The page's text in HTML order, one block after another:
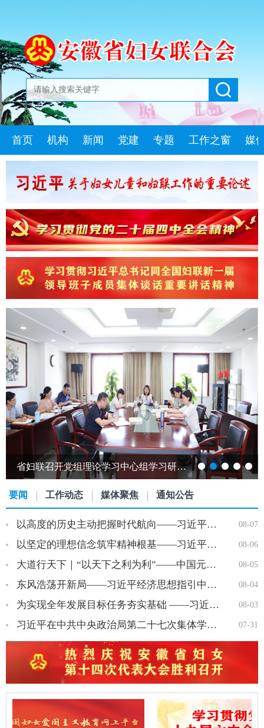
首页 机构 新闻 党建 专题 工作之窗 媒
跨越山海赴江淮 巾帼携手共发展——发展中国家女性创新创业能力提升研修班…
要闻 工作动态 媒体聚焦 通知公告
08-07
以高度的历史主动把握时代航向——习近平党建思想理论品格系列述…
08-06
以坚定的理想信念筑牢精神根基——习近平党建思想理论品格系列述…
08-05
大道行天下｜“以天下之利为利”——中国元首外交的世界情怀与大…
08-04
东风浩荡开新局——习近平经济思想指引中国经济高质量发展行稳致…
08-03
为实现全年发展目标任务夯实基础 ——习近平总书记引领“十五五…
07-31
习近平在中共中央政治局第二十七次集体学习时强调 强化政治引领 …